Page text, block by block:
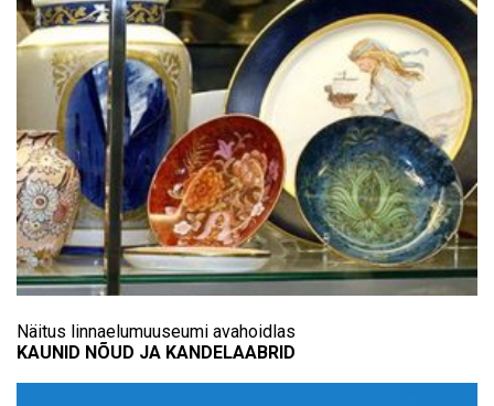
Näitus linnaelumuuseumi avahoidlas
KAUNID NÕUD JA KANDELAABRID